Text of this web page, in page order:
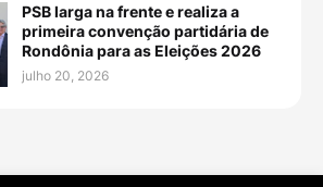
PSB larga na frente e realiza a
primeira convenção partidária de
Rondônia para as Eleições 2026
julho 20, 2026